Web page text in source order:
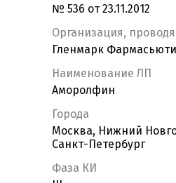
№ 536 от 23.11.2012
Организация,
Гленмарк
Наименование ЛП
Аморолфин
Города
Москва, Нижний
Санкт-Петербург
Фаза КИ